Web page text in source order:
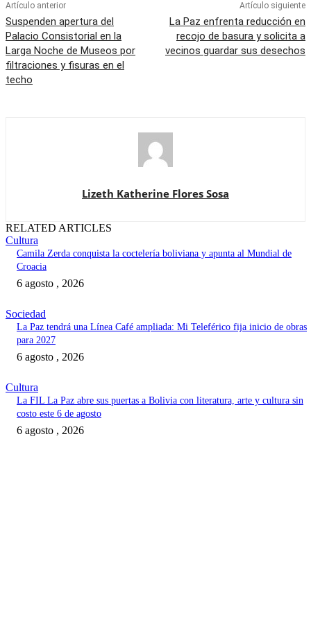
Artículo anterior
Suspenden apertura del
Palacio Consistorial en la
Larga Noche de Museos por
filtraciones y fisuras en el
techo
Artículo siguiente
La Paz enfrenta reducción en
recojo de basura y solicita a
vecinos guardar sus desechos
Lizeth Katherine Flores Sosa
RELATED ARTICLES
Cultura
Camila Zerda conquista la coctelería boliviana y apunta al Mundial de
Croacia
6 agosto , 2026
Sociedad
La Paz tendrá una Línea Café ampliada: Mi Teleférico fija inicio de obras
para 2027
6 agosto , 2026
Cultura
La FIL La Paz abre sus puertas a Bolivia con literatura, arte y cultura sin
costo este 6 de agosto
6 agosto , 2026